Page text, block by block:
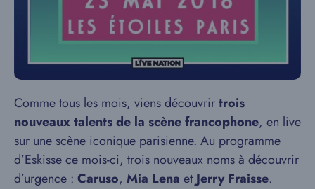
Comme tous les mois, viens découvrirtrois
nouveaux talents de la scène francophone, en live
sur une scène iconique parisienne. Au programme
d’Eskisse ce mois-ci, trois nouveaux noms à découvrir
d’urgence : Caruso, Mia Lena etJerry Fraisse.